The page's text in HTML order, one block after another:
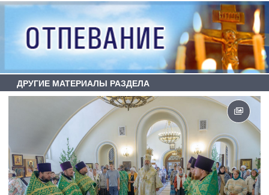
ДРУГИЕ МАТЕРИАЛЫ РАЗДЕЛА